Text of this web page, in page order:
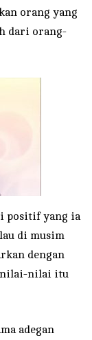
orang yang
dari orang-
positif yang ia
di musim
dengan
nilai-nilai itu
adegan